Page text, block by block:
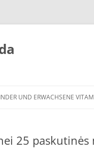
UND ERWACHSENE
25 paskutinės